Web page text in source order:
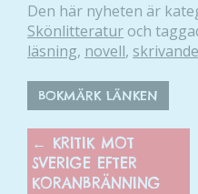
Den här nyheten är
Skönlitteratur och
läsning, novell, skrivande
BOKMÄRK LÄNKEN
← KRITIK MOT
SVERIGE EFTER
KORANBRÄNNING